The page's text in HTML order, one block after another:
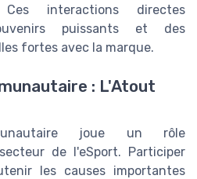
interactions directes
puissants et des
fortes avec la marque.
: L'Atout
joue un rôle
de l'eSport. Participer
les causes importantes